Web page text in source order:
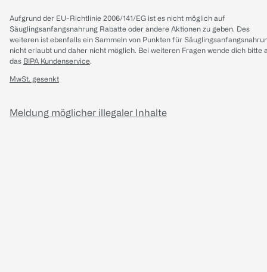
Aufgrund der EU-Richtlinie 2006/141/EG ist es nicht möglich auf
Säuglingsanfangsnahrung Rabatte oder andere Aktionen zu geben. Des
weiteren ist ebenfalls ein Sammeln von Punkten für
nicht erlaubt und daher nicht möglich. Bei weiteren Fragen wende dich bitte
das BIPA Kundenservice.
MwSt. gesenkt
Meldung möglicher illegaler Inhalte